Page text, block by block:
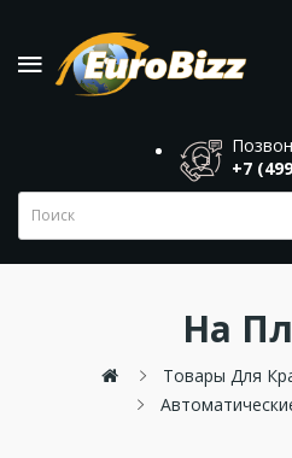
+7
На
Товары Для